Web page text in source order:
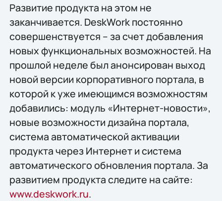
Развитие продукта на этом не
заканчивается. DeskWork постоянно
совершенствуется – за счет добавления
новых функциональных возможностей. На
прошлой неделе был анонсирован выход
новой версии корпоративного портала, в
которой к уже имеющимся возможностям
добавились: модуль «Интернет-новости»,
новые возможности дизайна портала,
система автоматической активации
продукта через Интернет и система
автоматического обновления портала. За
развитием продукта следите на сайте:
www.deskwork.ru.